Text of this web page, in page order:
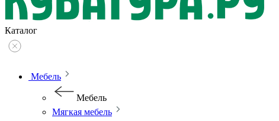
Каталог
Мебель
Мебель
Мягкая мебель